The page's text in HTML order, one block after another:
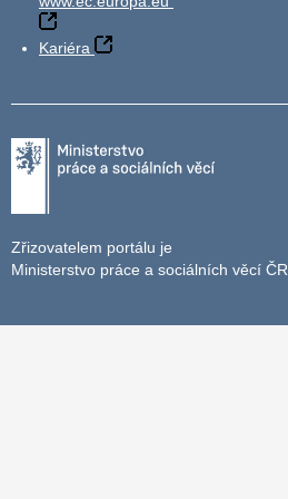
Kariéra
Zřizovatelem portálu je
Ministerstvo práce a sociálních věcí ČR